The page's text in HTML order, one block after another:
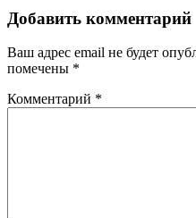
Добавить комментарий
Ваш адрес email не будет
помечены *
Комментарий *